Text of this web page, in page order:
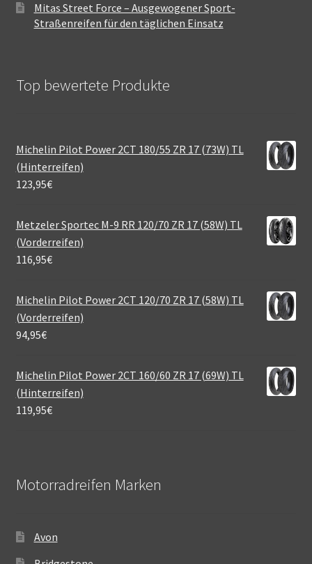
Mitas Street Force – Ausgewogener Sport-
Straßenreifen für den täglichen Einsatz
Top bewertete Produkte
Michelin Pilot Power 2CT 180/55 ZR 17 (73W) TL
(Hinterreifen)
123,95€
Metzeler Sportec M-9 RR 120/70 ZR 17 (58W) TL
(Vorderreifen)
116,95€
Michelin Pilot Power 2CT 120/70 ZR 17 (58W) TL
(Vorderreifen)
94,95€
Michelin Pilot Power 2CT 160/60 ZR 17 (69W) TL
(Hinterreifen)
119,95€
Motorradreifen Marken
Avon